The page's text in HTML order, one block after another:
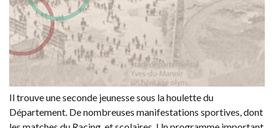
Il trouve une seconde jeunesse sous la houlette du
Département. De nombreuses manifestations sportives, dont